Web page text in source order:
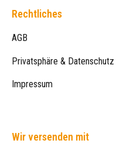
Rechtliches
AGB
Privatsphäre & Datenschutz
Impressum
Wir versenden mit